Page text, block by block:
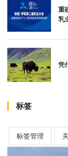
重
乳
凭
标签
标签管理